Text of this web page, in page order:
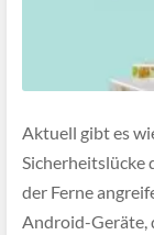
Aktuell gibt es
Sicherheitslücke
der Ferne
Android-Geräte,